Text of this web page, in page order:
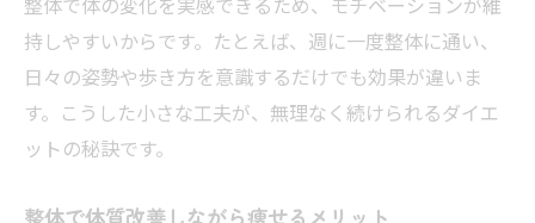
整体と姿勢矯正で目指す美しい痩せ方
整体で美姿勢を作るダイエットの方法
整体による姿勢矯正が美容に与える効果
整体の施術で痩せやすい体に変わる理由
持しやすいからです。たとえば、週に一度整体に通い、
日々の姿勢や歩き方を意識するだけでも効果が違いま
す。こうした小さな工夫が、無理なく続けられるダイエ
ットの秘訣です。
整体で体質改善しながら痩せるメリット